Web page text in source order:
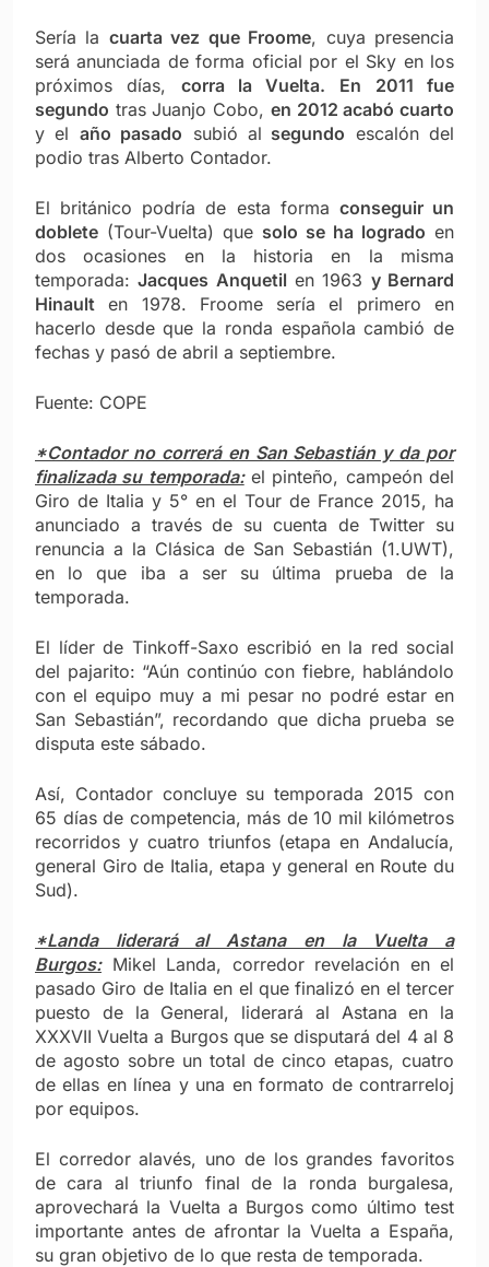
Sería la cuarta vez que Froome, cuya presencia
será anunciada de forma oficial por el Sky en los
próximos días, corra la Vuelta.
En 2011 fue
segundo tras Juanjo Cobo, en 2012 acabó cuarto
y el año pasado subió al segundo escalón del
podio tras Alberto Contador.
El británico podría de esta forma conseguir un
doblete (Tour-Vuelta) que solo se ha logrado en
dos ocasiones en la historia en la misma
temporada:Jacques Anquetil en 1963 y Bernard
Hinault en 1978. Froome sería el primero en
hacerlo desde que la ronda española cambió de
fechas y pasó de abril a septiembre.
Fuente: COPE
*Contador no correrá en San Sebastián y da por
finalizada su temporada:el pinteño, campeón del
Giro de Italia y 5° en el Tour de France 2015, ha
anunciado a través de su cuenta de Twitter su
renuncia a la Clásica de San Sebastián (1.UWT),
en lo que iba a ser su última prueba de la
temporada.
El líder de Tinkoff-Saxo escribió en la red social
del pajarito: “Aún continúo con fiebre, hablándolo
con el equipo muy a mi pesar no podré estar en
San Sebastián”, recordando que dicha prueba se
disputa este sábado.
Así, Contador concluye su temporada 2015 con
65 días de competencia, más de 10 mil kilómetros
recorridos y cuatro triunfos (etapa en Andalucía,
general Giro de Italia, etapa y general en Route du
Sud).
*Landa liderará al Astana en la Vuelta a
Burgos:Mikel Landa, corredor revelación en el
pasado Giro de Italia en el que finalizó en el tercer
puesto de la General, liderará al Astana en la
XXXVII Vuelta a Burgos que se disputará del 4 al 8
de agosto sobre un total de cinco etapas, cuatro
de ellas en línea y una en formato de contrarreloj
por equipos.
El corredor alavés, uno de los grandes favoritos
de cara al triunfo final de la ronda burgalesa,
aprovechará la Vuelta a Burgos como último test
importante antes de afrontar la Vuelta a España,
su gran objetivo de lo que resta de temporada.